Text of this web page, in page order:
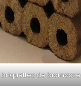
briquettes de biomasse